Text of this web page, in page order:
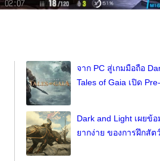
จาก PC สู่เกมมือถือ
Tales of Gaia เปิด
Dark and Light เผยข้
ยากง่าย ของการฝึกสัต